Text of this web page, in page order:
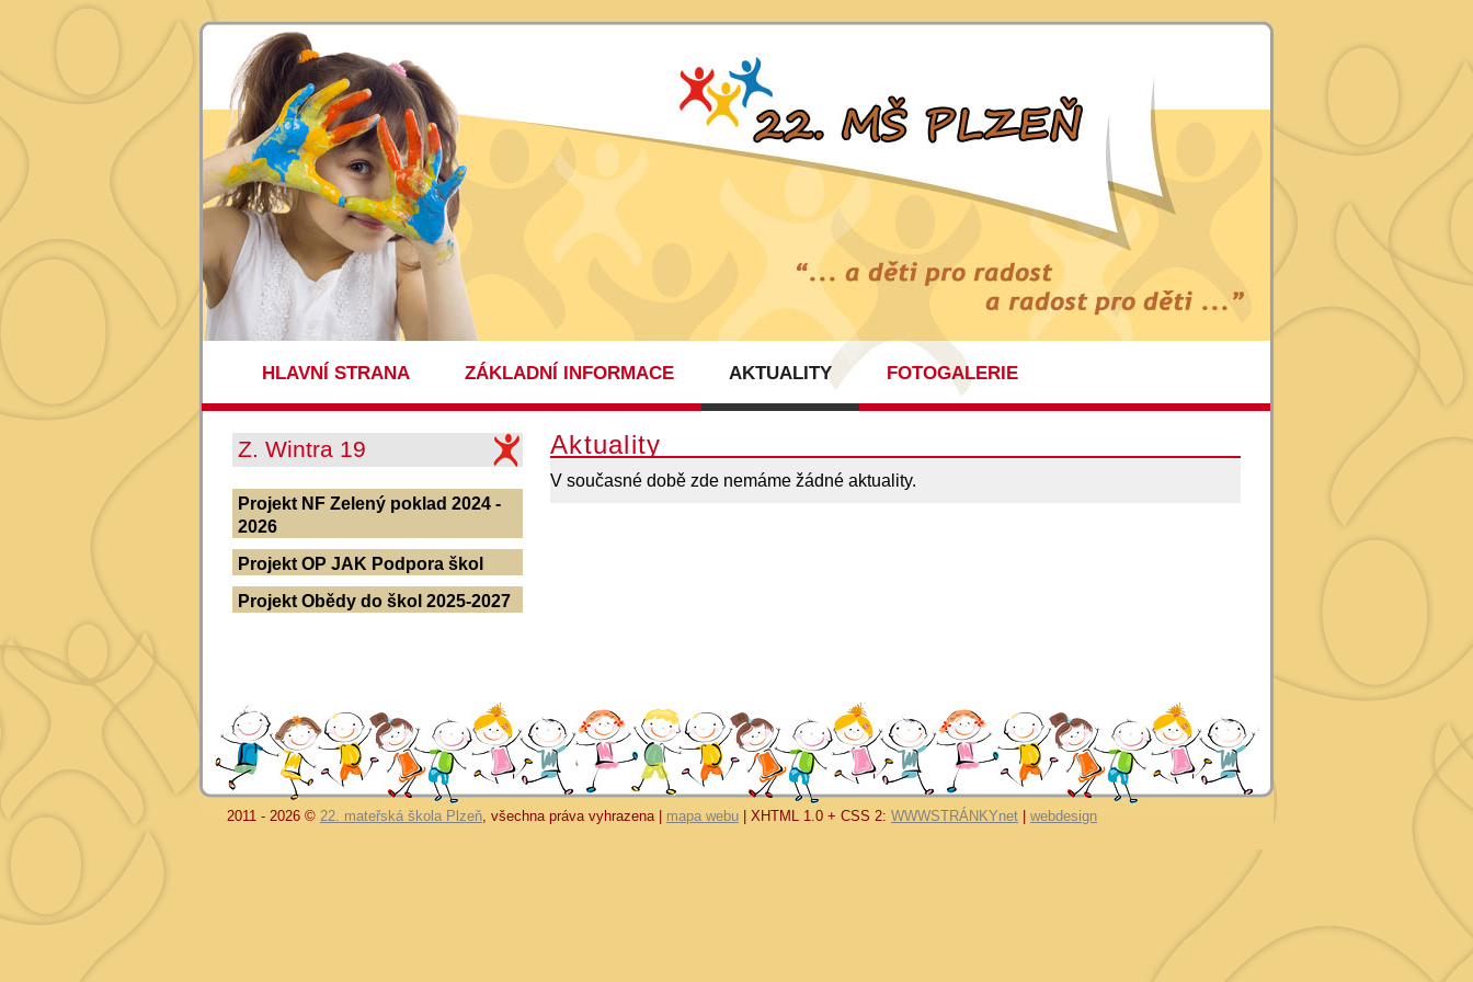
HLAVNÍ STRANA ZÁKLADNÍ INFORMACE AKTUALITY FOTOGALERIE
Aktuality
V současné době zde nemáme žádné aktuality.
Z. Wintra 19
Projekt NF Zelený poklad 2024 -
2026
Projekt OP JAK Podpora škol
Projekt Obědy do škol 2025-2027
2011 - 2026 © 22. mateřská škola Plzeň, všechna práva vyhrazena | mapa webu | XHTML 1.0 + CSS 2: WWWSTRÁNKYnet webdesign